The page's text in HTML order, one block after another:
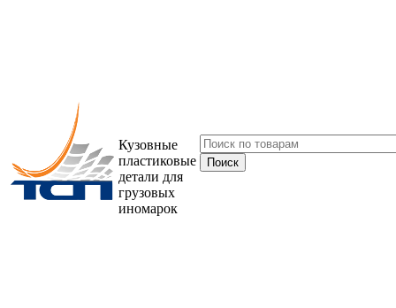
Кузовные
пластиковые
детали для
грузовых
иномарок